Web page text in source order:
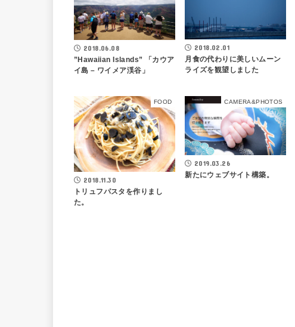
2018.06.08
”Hawaiian Islands” 「カウア
イ島 – ワイメア渓谷」
2018.02.01
月食の代わりに美しいムーン
ライズを観望しました
FOOD
2018.11.30
トリュフパスタを作りまし
た。
CAMERA&PHOTOS
2019.03.26
新たにウェブサイト構築。